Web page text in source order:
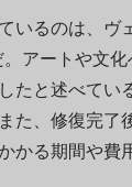
いるのは、ヴ
アートや文
たと述べてい
た、修復完了
る期間や費